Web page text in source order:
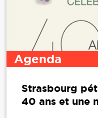
Agenda
Strasbourg
40 ans et une